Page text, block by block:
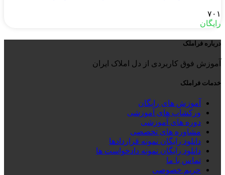
۷۰۱
رایگان
درباره فراملک
آموزش فوق کاربردی از دل املاک ایران
خدمات فراملک
آموزش های رایگان
ورکشاپ های آموزشی
دوره های آموزشی
مشاوره های تخصصی
دانلود رایگان نمونه قراردادها
دانلود رایگان نمونه دادخواست ها
تماس با ما
حریم خصوصی